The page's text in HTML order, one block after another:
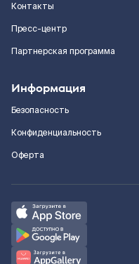
Контакты
Пресс-центр
Партнерская программа
Информация
Безопасность
Конфиденциальность
Оферта